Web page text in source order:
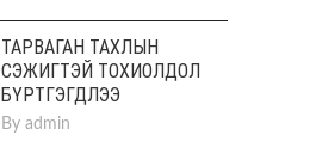
ТАРВАГАН ТАХЛЫН
СЭЖИГТЭЙ ТОХИОЛДОЛ
БҮРТГЭГДЛЭЭ
By admin